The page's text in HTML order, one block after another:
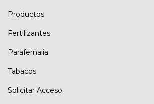
Productos
Fertilizantes
Parafernalia
Tabacos
Solicitar Acceso